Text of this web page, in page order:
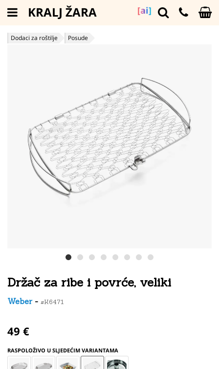
[ai]
KRALJ ŽARA
Dodaci za roštilje Posude
Držač za ribe i povrće, veliki
Weber- #K6471
49 €
RASPOLOŽIVO U SLJEDEĆIM VARIANTAMA